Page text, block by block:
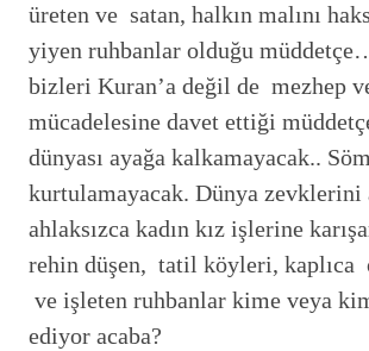
üreten ve satan, halkın malını
yiyen ruhbanlar olduğu
bizleri Kuran’a değil de mezhep
mücadelesine davet ettiği
dünyası ayağa kalkamayacak..
kurtulamayacak. Dünya zevklerini
ahlaksızca kadın kız işlerine
rehin düşen, tatil köyleri,
ve işleten ruhbanlar kime veya
ediyor acaba?